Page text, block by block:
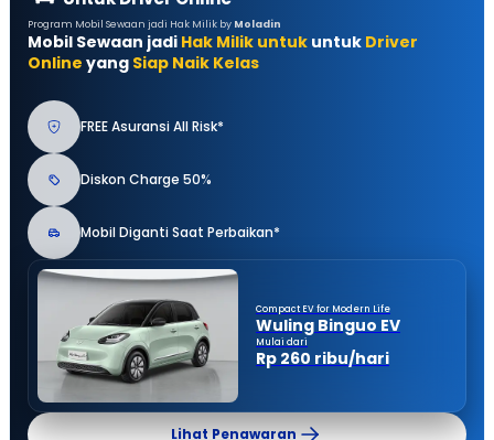
Program Mobil Sewaan jadi Hak Milik by Moladin
Mobil Sewaan jadi Hak Milik untuk untuk Driver
Online yang Siap Naik Kelas
FREE Asuransi All Risk*
Diskon Charge 50%
Mobil Diganti Saat Perbaikan*
Compact EV for Modern Life
Wuling Binguo EV
Mulai dari
Rp 260 ribu/hari
Lihat Penawaran